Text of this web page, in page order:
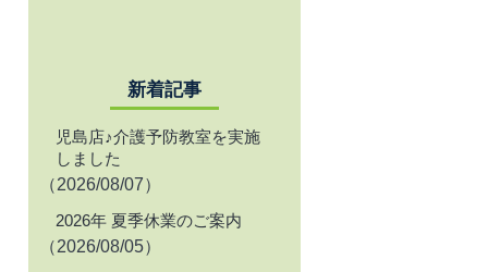
新着記事
児島店♪介護予防教室を実施
しました
（2026/08/07）
2026年 夏季休業のご案内
（2026/08/05）